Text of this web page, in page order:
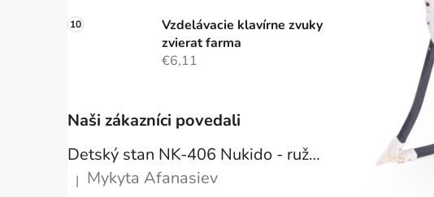
Vzdelávacie klavírne zvuky
zvierat farma
€6,11
Naši zákazníci povedali
Detský stan NK-406 Nukido - ružový
Hodnotenie produktu je 5 z 5 hviezdičiek.
| Mykyta Afanasiev